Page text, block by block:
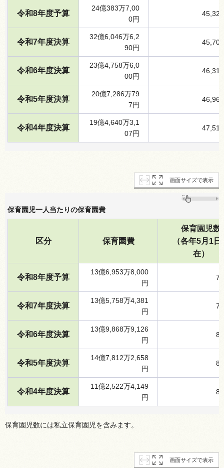
令和8年度予算
24億383万7,00
0円
令和7年度決算
32億6,046万6,2
90円
令和6年度決算
23億4,758万6,0
00円
令和5年度決算
20億7,286万79
7円
令和4年度決算
19億4,640万3,1
07円
画面サイズで表示
保育園児一人当たりの保育園費
区分 保育園費
保育園児数
（各年5月1日
在）
令和8年度予算
13億6,953万8,000
円
令和7年度決算
13億5,758万4,381
円
令和6年度決算
13億9,868万9,126
円
令和5年度決算
14億7,812万2,658
円
令和4年度決算
11億2,522万4,149
円
保育園児数には私立保育園児を含みます。
画面サイズで表示